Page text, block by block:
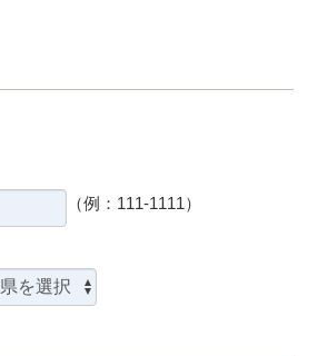
（例：111-1111）